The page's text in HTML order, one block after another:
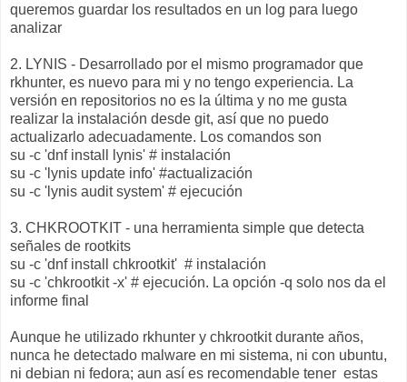
queremos guardar los resultados en un log para luego
analizar
2. LYNIS - Desarrollado por el mismo programador que
rkhunter, es nuevo para mi y no tengo experiencia. La
versión en repositorios no es la última y no me gusta
realizar la instalación desde git, así que no puedo
actualizarlo adecuadamente. Los comandos son
su -c 'dnf install lynis' # instalación
su -c 'lynis update info' #actualización
su -c 'lynis audit system' # ejecución
3. CHKROOTKIT - una herramienta simple que detecta
señales de rootkits
su -c 'dnf install chkrootkit' # instalación
su -c 'chkrootkit -x' # ejecución. La opción -q solo nos da el
informe final
Aunque he utilizado rkhunter y chkrootkit durante años,
nunca he detectado malware en mi sistema, ni con ubuntu,
ni debian ni fedora; aun así es recomendable tener estas